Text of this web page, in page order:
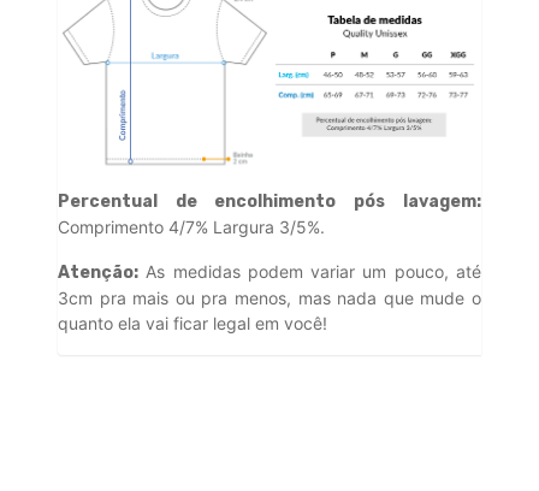
Percentual de encolhimento pós lavagem:
Comprimento 4/7% Largura 3/5%.
Atenção: As medidas podem variar um pouco, até
3cm pra mais ou pra menos, mas nada que mude o
quanto ela vai ficar legal em você!